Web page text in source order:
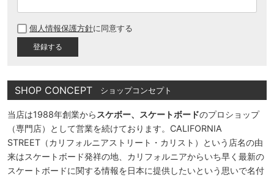
須
個人情報保護方針に同意する
SHOP CONCEPT ショップコンセプト
当店は1988年創業から スケボー、スケートボードのプロショップ
（専門店）として営業を続けております。CALIFORNIA
STREET（カリフォルニアストリート・カリスト）という店名の由
来はスケートボード発祥の地、カリフォルニアからいち早く最新の
スケートボードに関する情報を日本に提供したいという思いで名付